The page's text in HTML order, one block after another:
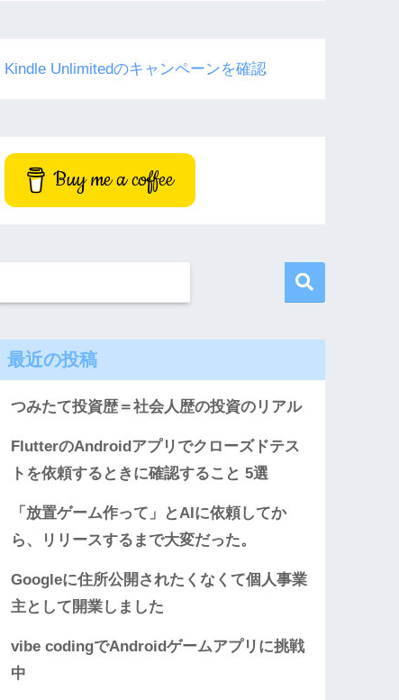
Kindle Unlimitedのキャンペーンを確認
Buy me a coffee
最近の投稿
つみたて投資歴＝社会人歴の投資のリアル
FlutterのAndroidアプリでクローズドテス
トを依頼するときに確認すること 5選
「放置ゲーム作って」とAIに依頼してか
ら、リリースするまで大変だった。
Googleに住所公開されたくなくて個人事業
主として開業しました
vibe codingでAndroidゲームアプリに挑戦
中